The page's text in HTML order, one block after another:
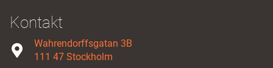
Kontakt
Wahrendorffsgatan 3B
111 47 Stockholm